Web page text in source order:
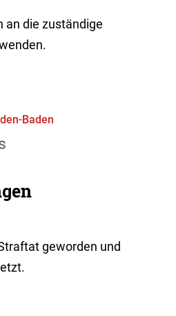
an die zuständige
Baden
geworden und